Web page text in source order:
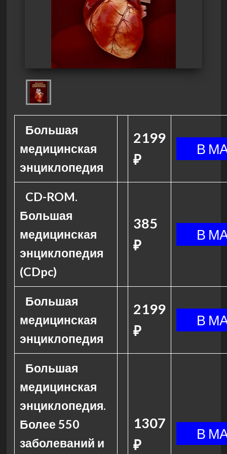
Большая
медицинская
энциклопедия
2199
₽
CD-ROM.
Большая
медицинская
энциклопедия
(CDpc)
385
₽
Большая
медицинская
энциклопедия
2199
₽
Большая
медицинская
энциклопедия.
Более 550
заболеваний и
1307
₽